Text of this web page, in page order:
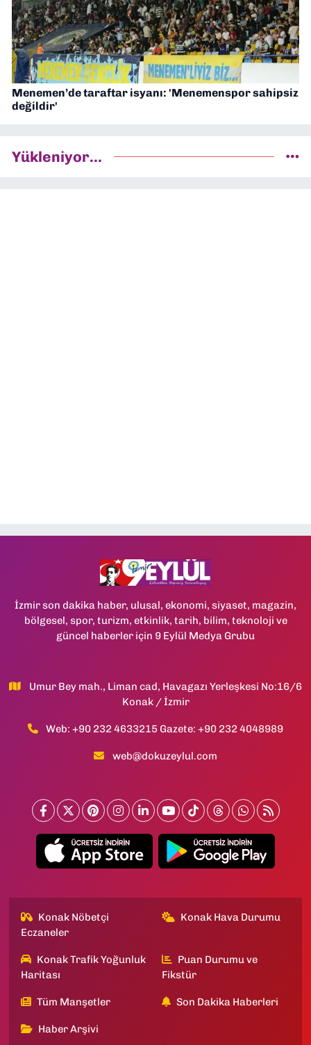
Menemen’de taraftar isyanı: 'Menemenspor sahipsiz
değildir'
Yükleniyor...
İzmir son dakika haber, ulusal, ekonomi, siyaset, magazin,
bölgesel, spor, turizm, etkinlik, tarih, bilim, teknoloji ve
güncel haberler için 9 Eylül Medya Grubu
Umur Bey mah., Liman cad, Havagazı Yerleşkesi No:16/6
Konak / İzmir
Web: +90 232 4633215 Gazete: +90 232 4048989
web@dokuzeylul.com
Konak Nöbetçi
Eczaneler
Konak Hava Durumu
Konak Trafik Yoğunluk
Haritası
Puan Durumu ve
Fikstür
Tüm Manşetler Son Dakika Haberleri
Haber Arşivi